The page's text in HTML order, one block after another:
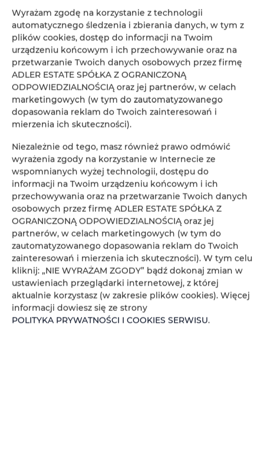
2
Od 147,00 zł
Rezerwacja online
Lokalizacja
Początek
Koniec
Osoby
Cena
SPRAWDŹ DOSTĘPNOŚĆ
Wyrażam zgodę na korzystanie z technologii
automatycznego śledzenia i zbierania danych, w tym z
plików cookies, dostęp do informacji na Twoim
urządzeniu końcowym i ich przechowywanie oraz na
przetwarzanie Twoich danych osobowych przez firmę
ADLER ESTATE SPÓŁKA Z OGRANICZONĄ
ODPOWIEDZIALNOŚCIĄ oraz jej partnerów, w celach
marketingowych (w tym do zautomatyzowanego
dopasowania reklam do Twoich zainteresowań i
mierzenia ich skuteczności).
Niezależnie od tego, masz również prawo odmówić
wyrażenia zgody na korzystanie w Internecie ze
wspomnianych wyżej technologii, dostępu do
informacji na Twoim urządzeniu końcowym i ich
przechowywania oraz na przetwarzanie Twoich danych
osobowych przez firmę ADLER ESTATE SPÓŁKA Z
OGRANICZONĄ ODPOWIEDZIALNOŚCIĄ oraz jej
partnerów, w celach marketingowych (w tym do
zautomatyzowanego dopasowania reklam do Twoich
zainteresowań i mierzenia ich skuteczności). W tym celu
kliknij: „NIE WYRAŻAM ZGODY” bądź dokonaj zmian w
ustawieniach przeglądarki internetowej, z której
aktualnie korzystasz (w zakresie plików cookies). Więcej
informacji dowiesz się ze strony
POLITYKA PRYWATNOŚCI I COOKIES SERWISU.